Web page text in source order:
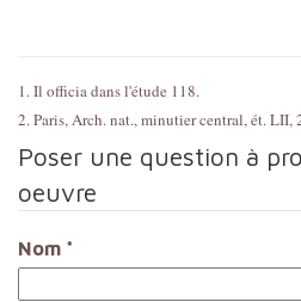
1. Il officia dans l'étude 118.
2. Paris, Arch. nat., minutier central, ét. LII,
Poser une question à
oeuvre
Nom *